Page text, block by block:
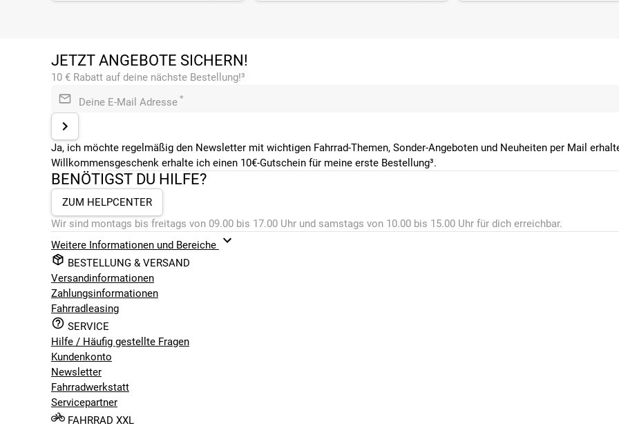
JETZT ANGEBOTE SICHERN!
10 € Rabatt auf deine nächste Bestellung!³
Deine E-Mail Adresse *
Ja, ich möchte regelmäßig den Newsletter mit wichtigen Fahrrad-Themen, Sonder-Angeboten und Neuheiten per Mail
Willkommensgeschenk erhalte ich einen 10€-Gutschein für meine erste Bestellung³.
BENÖTIGST DU HILFE?
ZUM HELPCENTER
Wir sind montags bis freitags von 09.00 bis 17.00 Uhr und samstags von 10.00 bis 15.00 Uhr für dich erreichbar.
Weitere Informationen und Bereiche
BESTELLUNG & VERSAND
Versandinformationen
Zahlungsinformationen
Fahrradleasing
SERVICE
Hilfe / Häufig gestellte Fragen
Kundenkonto
Newsletter
Fahrradwerkstatt
Servicepartner
FAHRRAD XXL